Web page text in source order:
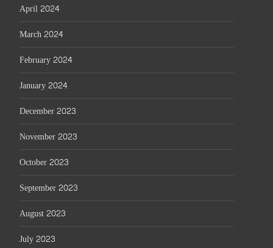
April 2024
March 2024
February 2024
January 2024
December 2023
November 2023
October 2023
September 2023
August 2023
July 2023